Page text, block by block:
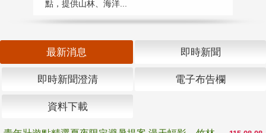
點，提供山林、海洋...
最新消息 即時新聞
即時新聞澄清 電子布告欄
資料下載